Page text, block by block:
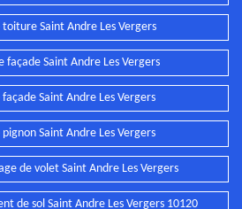
Saint Andre Les Vergers
façade Saint Andre Les Vergers
Saint Andre Les Vergers
Saint Andre Les Vergers
de volet Saint Andre Les Vergers
de sol Saint Andre Les Vergers 10120